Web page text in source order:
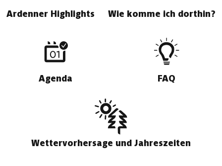
Ardenner Highlights Wie komme ich dorthin?
Agenda FAQ
Wettervorhersage und Jahreszeiten